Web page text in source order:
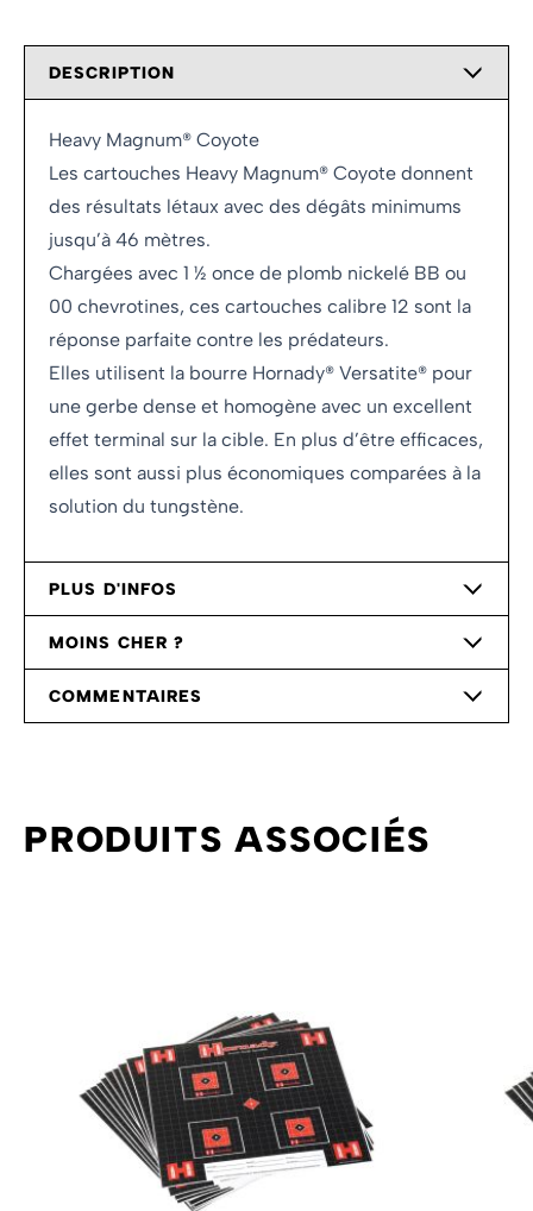
DESCRIPTION
Heavy Magnum® Coyote
Les cartouches Heavy Magnum® Coyote donnent
des résultats létaux avec des dégâts minimums
jusqu’à 46 mètres.
Chargées avec 1 ½ once de plomb nickelé BB ou
00 chevrotines, ces cartouches calibre 12 sont la
réponse parfaite contre les prédateurs.
Elles utilisent la bourre Hornady® Versatite® pour
une gerbe dense et homogène avec un excellent
effet terminal sur la cible. En plus d’être efficaces,
elles sont aussi plus économiques comparées à la
solution du tungstène.
PLUS D'INFOS
MOINS CHER ?
COMMENTAIRES
PRODUITS ASSOCIÉS